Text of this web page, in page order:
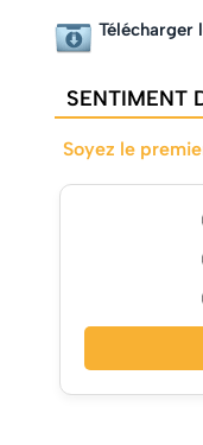
Télécharger
SENTIMENT
Soyez le